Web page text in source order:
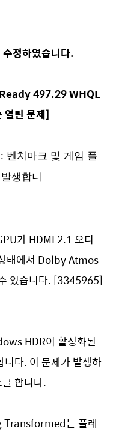
정하였습니다.
Ready 497.29 WHQL
열린 문제]
벤치마크 및 게임 플
생합니
가 HDMI 2.1 오디
태에서 Dolby Atmos
있습니다. [3345965]
HDR이 활성화된
다. 이 문제가 발생하
합니다.
는 플레